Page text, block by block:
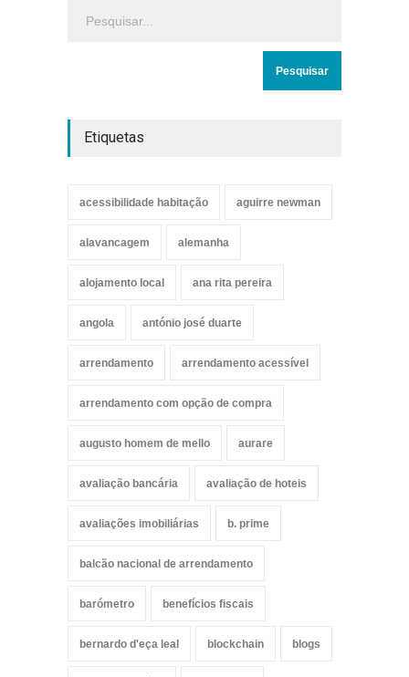
Etiquetas
acessibilidade habitação aguirre newman
alavancagem alemanha
alojamento local ana rita pereira
angola antónio josé duarte
arrendamento arrendamento acessível
arrendamento com opção de compra
augusto homem de mello aurare
avaliação bancária avaliação de hoteis
avaliações imobiliárias b. prime
balcão nacional de arrendamento
barómetro benefícios fiscais
bernardo d'eça leal blockchain blogs